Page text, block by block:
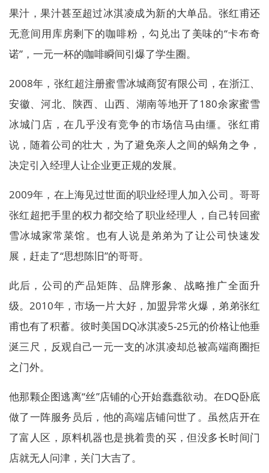
果汁，果汁甚至超过冰淇凌成为新的大单品。张红甫还
无意间用库房剩下的咖啡粉，勾兑出了美味的“卡布奇
诺”，一元一杯的咖啡瞬间引爆了学生圈。
2008年，张红超注册蜜雪冰城商贸有限公司，在浙江、
安徽、河北、陕西、山西、湖南等地开了180余家蜜雪
冰城门店，在几乎没有竞争的市场信马由缰。张红甫
说，随着公司的壮大，为了避免亲人之间的蜗角之争，
决定引入经理人让企业更正规的发展。
2009年，在上海见过世面的职业经理人加入公司。哥哥
张红超把手里的权力都交给了职业经理人，自己转回蜜
雪冰城家常菜馆。也有人说是弟弟为了让公司快速发
展，赶走了“思想陈旧”的哥哥。
此后，公司的产品矩阵、品牌形象、战略推广全面升
级。2010年，市场一片大好，加盟异常火爆，弟弟张红
甫也有了积蓄。彼时美国DQ冰淇凌5-25元的价格让他垂
涎三尺，反观自己一元一支的冰淇凌却总被高端商圈拒
之门外。
他那颗企图逃离“丝”店铺的心开始蠢蠢欲动。在DQ卧底
做了一阵服务员后，他的高端店铺问世了。虽然店开在
了富人区，原料机器也是挑着贵的买，但没多长时间门
店就无人问津，关门大吉了。